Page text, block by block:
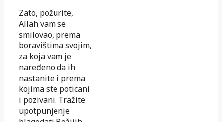
Zato, požurite,
Allah vam se
smilovao, prema
boravištima svojim,
za koja vam je
naređeno da ih
nastanite i prema
kojima ste poticani
i pozivani. Tražite
upotpunjenje